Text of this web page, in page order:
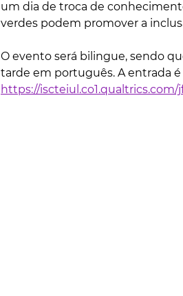
um dia de troca de
verdes podem promover a
O evento será bilingue, sendo
tarde em português. A entrada
https://iscteiul.co1.qualtrics.com/